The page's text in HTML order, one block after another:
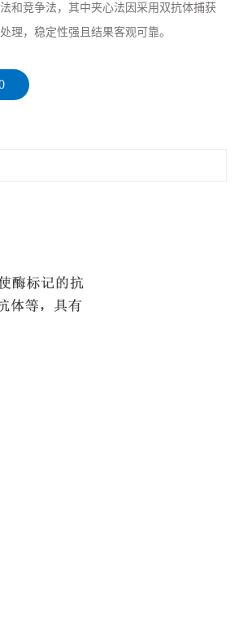
和竞争法，其中夹心法因采用双抗体捕获
理，稳定性强且结果客观可靠。